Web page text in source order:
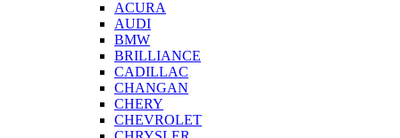
ACURA
AUDI
BMW
BRILLIANCE
CADILLAC
CHANGAN
CHERY
CHEVROLET